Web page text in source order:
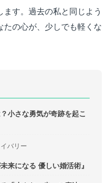
す。過去の私と同じよう
の心が、少しでも軽くな
小さな勇気が奇跡を起こ
バリー
来になる 優しい婚活術』